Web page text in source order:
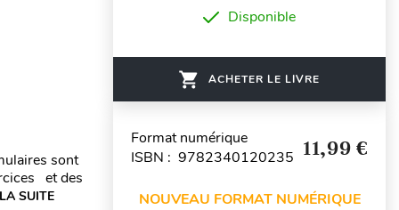
sont
et des
SUITE
Disponible
ACHETER LE LIVRE
Format numérique
ISBN : 9782340120235 11,99 €
NOUVEAU FORMAT NUMÉRIQUE